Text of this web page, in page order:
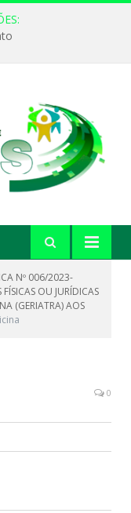
Nº 006/2023-
OU JURÍDICAS
(GERIATRA) AOS
0